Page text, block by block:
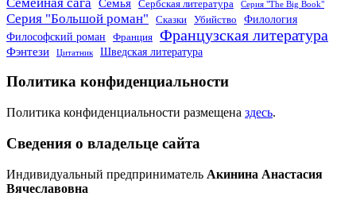
Сербская литература Серия "The Big Book"
Серия "Большой роман" Сказки Убийство
Филология
Философский роман
Франция Французская литература
Фэнтези Цитатник Шведская литература
Политика конфиденциальности
Политика конфиденциальности размещена здесь.
Сведения о владельце сайта
Индивидуальный предприниматель Акинина Анастасия
Вячеславовна